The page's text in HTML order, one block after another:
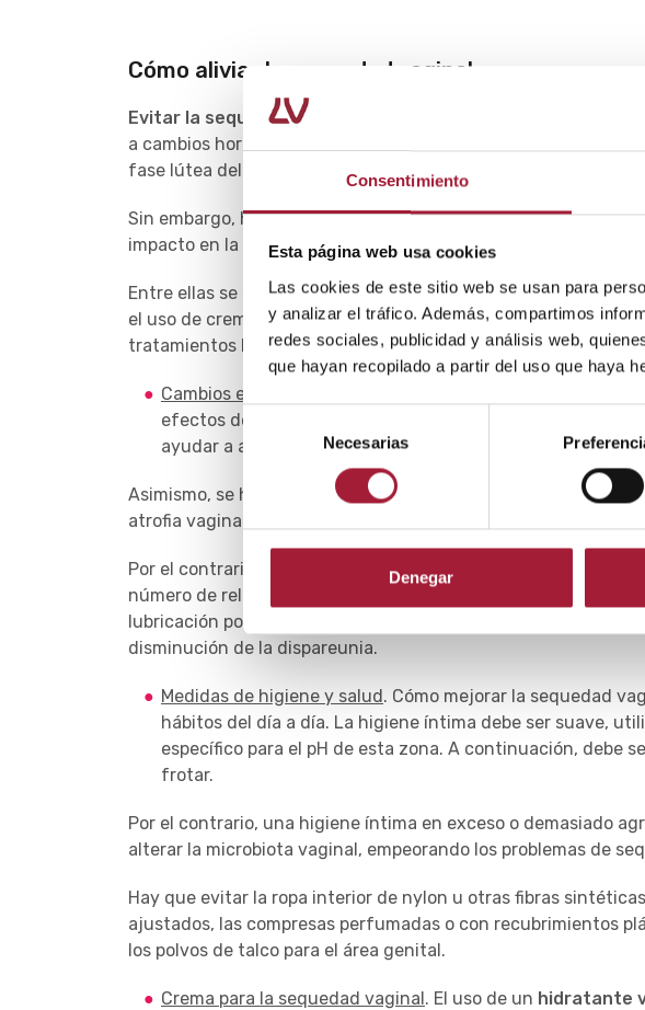
Consentimiento
Esta página web usa cookies
Las cookies de este sitio web se usan para
y analizar el tráfico. Además, compartimos
redes sociales, publicidad y análisis web,
que hayan recopilado a partir del uso que haya
Selección
de
consentimiento
Necesarias
Denegar
Cómo aliviar la sequedad vaginal
Evitar la sequedad vaginal
a cambios hormonales inevitables como la llegada de la
fase lútea del ciclo menstrual.
Sin embargo, hay medidas paraaliviar la sequedad vaginal,
impacto en la calidad de vida de la mujer.
Entre ellas se encuentran desde cambios en el estilo de vida,
el uso de cremas para la sequedad vaginal (principalmente,
tratamientos hormonales locales y sistémicos y el láser
Cambios en el estilo de vida
efectos de los estrógenos naturales en el organismo. Por
ayudar a aliviar la sequedad vaginal.
Asimismo, se ha asociado el sobrepeso y el sedentarismo con
atrofia vaginal.
Por el contrario, las mujeres con actividad sexual parecen
número de relaciones sexuales se ha asociado a una mejor
lubricación por incremento de la vascularización (debido al
disminución de la dispareunia.
Medidas de higiene y salud. Cómo mejorar la sequedad
hábitos del día a día. La higiene íntima debe ser suave,
específico para el pH de esta zona. A continuación, debe
frotar.
Por el contrario, una higiene íntima en exceso o demasiado
alterar la microbiota vaginal, empeorando los problemas de
Hay que evitar la ropa interior de nylon u otras fibras
ajustados, las compresas perfumadas o con recubrimientos
los polvos de talco para el área genital.
Crema para la sequedad vaginal. El uso de un hidratante